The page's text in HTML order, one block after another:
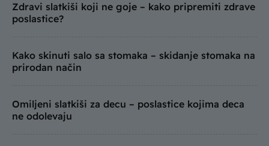
Zdravi slatkiši koji ne goje – kako pripremiti zdrave
poslastice?
Kako skinuti salo sa stomaka – skidanje stomaka na
prirodan način
Omiljeni slatkiši za decu – poslastice kojima deca
ne odolevaju